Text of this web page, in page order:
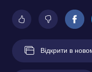
Відкрити в